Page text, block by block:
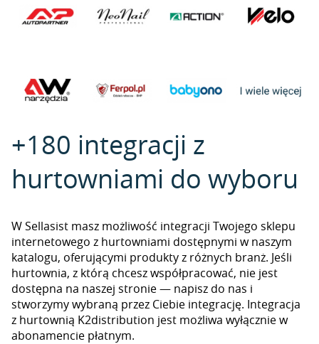
+180 integracji z
hurtowniami do wyboru
W Sellasist masz możliwość integracji Twojego sklepu
internetowego z hurtowniami dostępnymi w naszym
katalogu, oferującymi produkty z różnych branż. Jeśli
hurtownia, z którą chcesz współpracować, nie jest
dostępna na naszej stronie — napisz do nas i
stworzymy wybraną przez Ciebie integrację. Integracja
z hurtownią K2distribution jest możliwa wyłącznie w
abonamencie płatnym.